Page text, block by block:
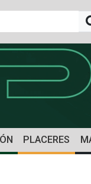
PLACERES